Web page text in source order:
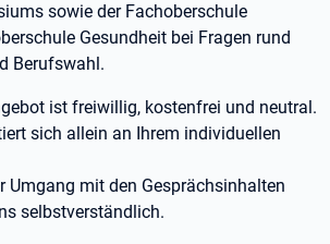
sowie der Fachoberschule
Gesundheit bei Fragen rund
Berufswahl.
ist freiwillig, kostenfrei und neutral.
sich allein an Ihrem individuellen
Umgang mit den Gesprächsinhalten
selbstverständlich.